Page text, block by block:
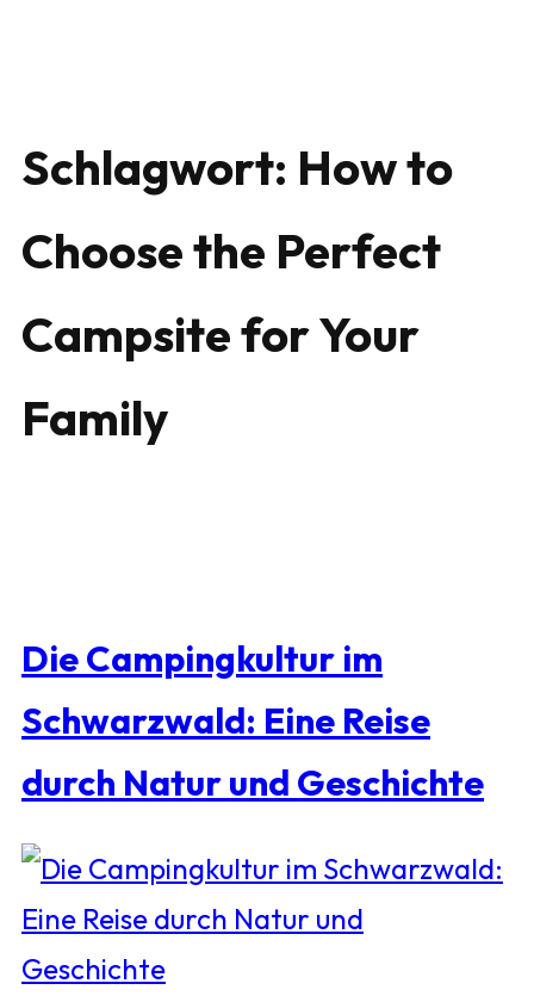
Schlagwort: How to
Choose the Perfect
Campsite for Your
Family
Die Campingkultur im
Schwarzwald: Eine Reise
durch Natur und Geschichte